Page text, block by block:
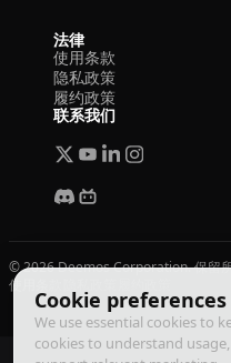
Cookie preferences
We use essential cookies to
cookies to understand
法律
使用条款
隐私政策
履约政策
联系我们
© 2026 Deemos Corporation. 保留
使用条款